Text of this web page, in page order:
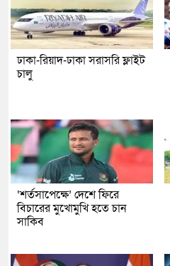
ঢাকা-রিয়াদ-ঢাকা সরাসরি ফ্লাইট
চালু
‘শর্তসাপেক্ষে’ দেশে ফিরে
বিচারের মুখোমুখি হতে চান
সাকিব